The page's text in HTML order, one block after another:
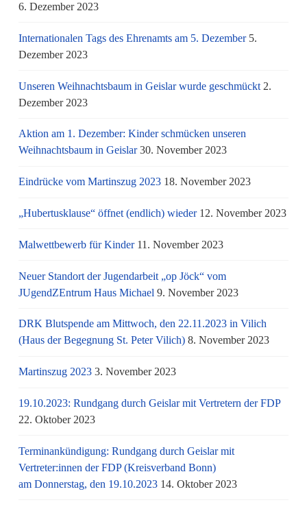
6. Dezember 2023
Internationalen Tags des Ehrenamts am 5. Dezember 5.
Dezember 2023
Unseren Weihnachtsbaum in Geislar wurde geschmückt 2.
Dezember 2023
Aktion am 1. Dezember: Kinder schmücken unseren
Weihnachtsbaum in Geislar 30. November 2023
Eindrücke vom Martinszug 2023 18. November 2023
„Hubertusklause“ öffnet (endlich) wieder 12. November 2023
Malwettbewerb für Kinder 11. November 2023
Neuer Standort der Jugendarbeit „op Jöck“ vom
JUgendZEntrum Haus Michael 9. November 2023
DRK Blutspende am Mittwoch, den 22.11.2023 in Vilich
(Haus der Begegnung St. Peter Vilich) 8. November 2023
Martinszug 2023 3. November 2023
19.10.2023: Rundgang durch Geislar mit Vertretern der FDP
22. Oktober 2023
Terminankündigung: Rundgang durch Geislar mit
Vertreter:innen der FDP (Kreisverband Bonn)
am Donnerstag, den 19.10.2023 14. Oktober 2023